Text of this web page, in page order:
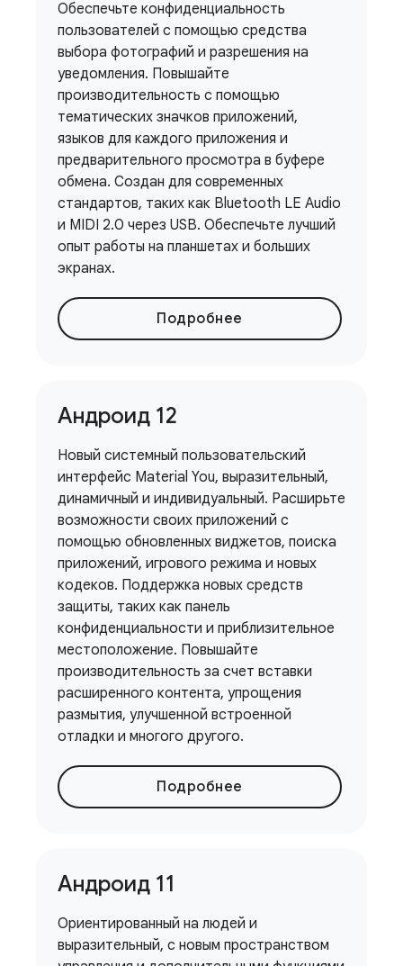
Обеспечьте конфиденциальность
пользователей с помощью средства
выбора фотографий и разрешения на
уведомления. Повышайте
производительность с помощью
тематических значков приложений,
языков для каждого приложения и
предварительного просмотра в буфере
обмена. Создан для современных
стандартов, таких как Bluetooth LE Audio
и MIDI 2.0 через USB. Обеспечьте лучший
опыт работы на планшетах и ​​больших
экранах.
Подробнее
Андроид 12
Новый системный пользовательский
интерфейс Material You, выразительный,
динамичный и индивидуальный. Расширьте
возможности своих приложений с
помощью обновленных виджетов, поиска
приложений, игрового режима и новых
кодеков. Поддержка новых средств
защиты, таких как панель
конфиденциальности и приблизительное
местоположение. Повышайте
производительность за счет вставки
расширенного контента, упрощения
размытия, улучшенной встроенной
отладки и многого другого.
Подробнее
Андроид 11
Ориентированный на людей и
выразительный, с новым пространством